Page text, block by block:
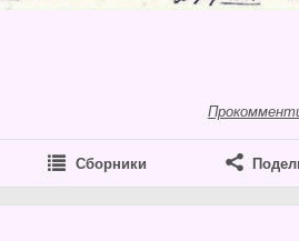
Сборники